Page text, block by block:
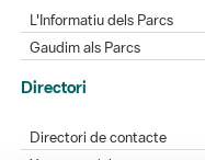
L'Informatiu dels Parcs
Gaudim als Parcs
Directori
Directori de contacte